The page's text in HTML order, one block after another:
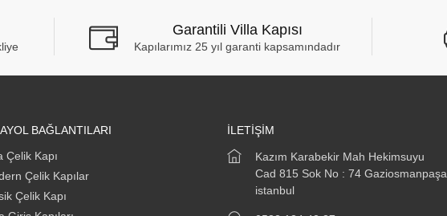
Garantili Villa Kapısı
Kapılarımız 25 yıl garanti kapsamındadır
BAĞLANTILARI
Çelik Kapı
Çelik Kapılar
Çelik Kapı
İLETİŞİM
Kazım Karabekir Mah Hekimsuyu
Cad 815 Sok No : 74 Gaziosmanpaşa
istanbul